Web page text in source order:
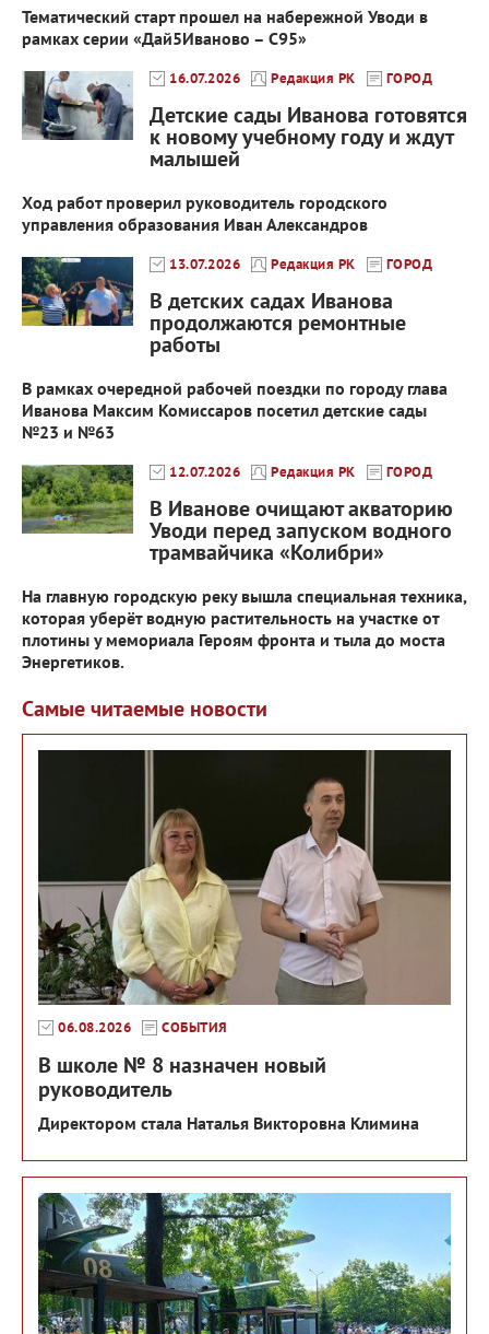
Тематический старт прошел на набережной Уводи в
рамках серии «Дай5Иваново – С95»
16.07.2026 Редакция РК ГОРОД
Детские сады Иванова готовятся
к новому учебному году и ждут
малышей
Ход работ проверил руководитель городского
управления образования Иван Александров
13.07.2026 Редакция РК ГОРОД
В детских садах Иванова
продолжаются ремонтные
работы
В рамках очередной рабочей поездки по городу глава
Иванова Максим Комиссаров посетил детские сады
№23 и №63
12.07.2026 Редакция РК ГОРОД
В Иванове очищают акваторию
Уводи перед запуском водного
трамвайчика «Колибри»
На главную городскую реку вышла специальная техника,
которая уберёт водную растительность на участке от
плотины у мемориала Героям фронта и тыла до моста
Энергетиков.
Самые читаемые новости
06.08.2026 СОБЫТИЯ
В школе № 8 назначен новый
руководитель
Директором стала Наталья Викторовна Климина